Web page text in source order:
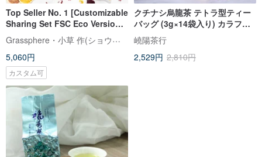
Top Seller No. 1 [Customizable
Sharing Set FSC Eco Version]
Xiaocaotso 30 Flavors: Dried
Fruit Infused Water, Fruit Tea
Grassphere・小草 作(ショウサオズオ)
5,060円
カスタム可
クチナシ烏龍茶 テトラ型ティー
バッグ (3g×14袋入り) カラフル
デザイン缶
嶢陽茶行
2,529円 2,810円